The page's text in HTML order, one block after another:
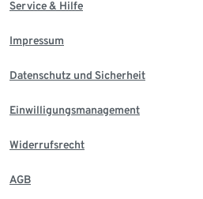
Service & Hilfe
Impressum
Datenschutz und Sicherheit
Einwilligungsmanagement
Widerrufsrecht
AGB